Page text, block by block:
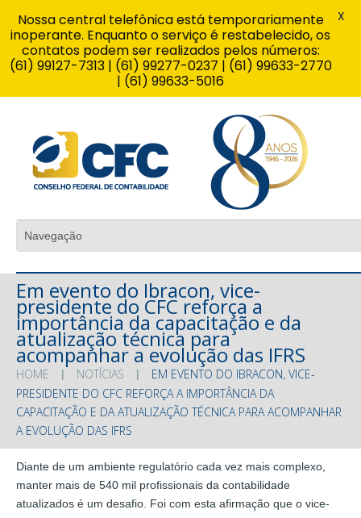
Em evento do Ibracon, vice-
presidente do CFC reforça a
importância da capacitação e da
atualização técnica para
acompanhar a evolução das IFRS
HOME NOTÍCIAS
EM EVENTO DO IBRACON, VICE-
PRESIDENTE DO CFC REFORÇA A IMPORTÂNCIA DA
CAPACITAÇÃO E DA ATUALIZAÇÃO TÉCNICA PARA ACOMPANHAR
A EVOLUÇÃO DAS IFRS
Diante de um ambiente regulatório cada vez mais complexo,
manter mais de 540 mil profissionais da contabilidade
atualizados é um desafio. Foi com esta afirmação que o vice-
Nossa central telefônica está temporariamente
inoperante. Enquanto o serviço é restabelecido, os
contatos podem ser realizados pelos números:
(61) 99127-7313 | (61) 99277-0237 | (61) 99633-2770
| (61) 99633-5016
X